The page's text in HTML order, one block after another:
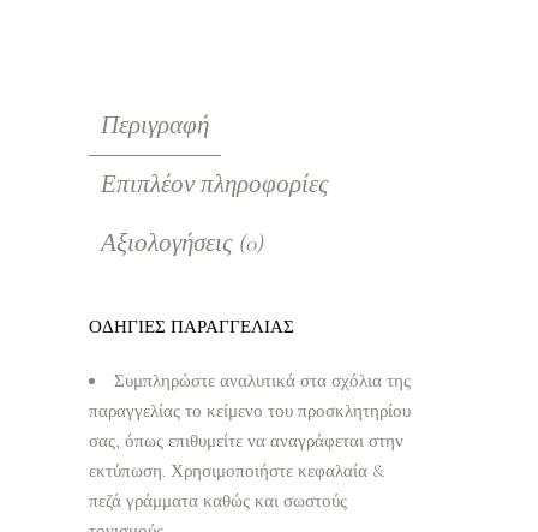
Περιγραφή
Επιπλέον πληροφορίες
Αξιολογήσεις (0)
ΟΔΗΓΙΕΣ ΠΑΡΑΓΓΕΛΙΑΣ
Συμπληρώστε αναλυτικά στα σχόλια της
παραγγελίας το κείμενο του προσκλητηρίου
σας, όπως επιθυμείτε να αναγράφεται στην
εκτύπωση. Χρησιμοποιήστε κεφαλαία &
πεζά γράμματα καθώς και σωστούς